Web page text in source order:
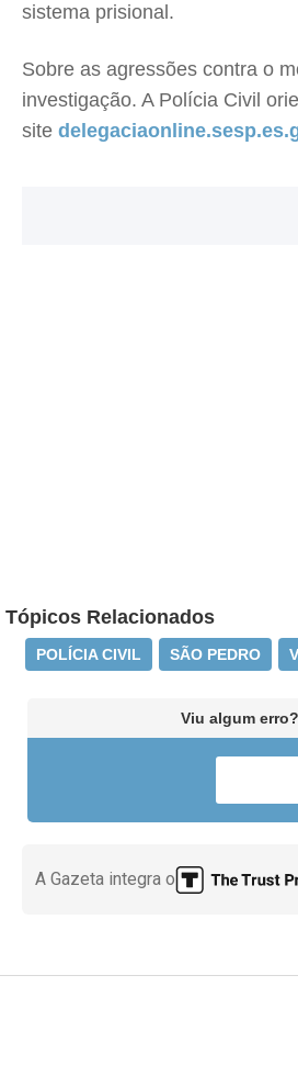
sistema prisional.
Sobre as agressões contra o
investigação. A Polícia Civil
site
Tópicos Relacionados
POLÍCIA CIVIL SÃO PEDRO
Viu algum erro?
A Gazeta integra o